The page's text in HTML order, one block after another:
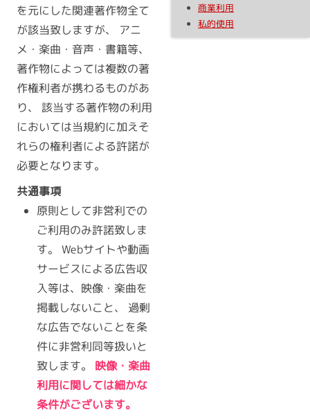
商業利用
私的使用
を元にした関連著作物全て
が該当致しますが、 アニ
メ・楽曲・音声・書籍等、
著作物によっては複数の著
作権利者が携わるものがあ
り、 該当する著作物の利用
においては当規約に加えそ
れらの権利者による許諾が
必要となります。
共通事項
原則として非営利での
ご利用のみ許諾致しま
す。 Webサイトや動画
サービスによる広告収
入等は、映像・楽曲を
掲載しないこと、 過剰
な広告でないことを条
件に非営利同等扱いと
致します。 映像・楽曲
利用に関しては細かな
条件がございます。